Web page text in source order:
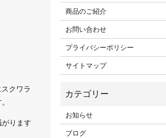
クワラ
ります
商品のご紹介
お問い合わせ
プライバシーポリシー
サイトマップ
お知らせ
ブログ